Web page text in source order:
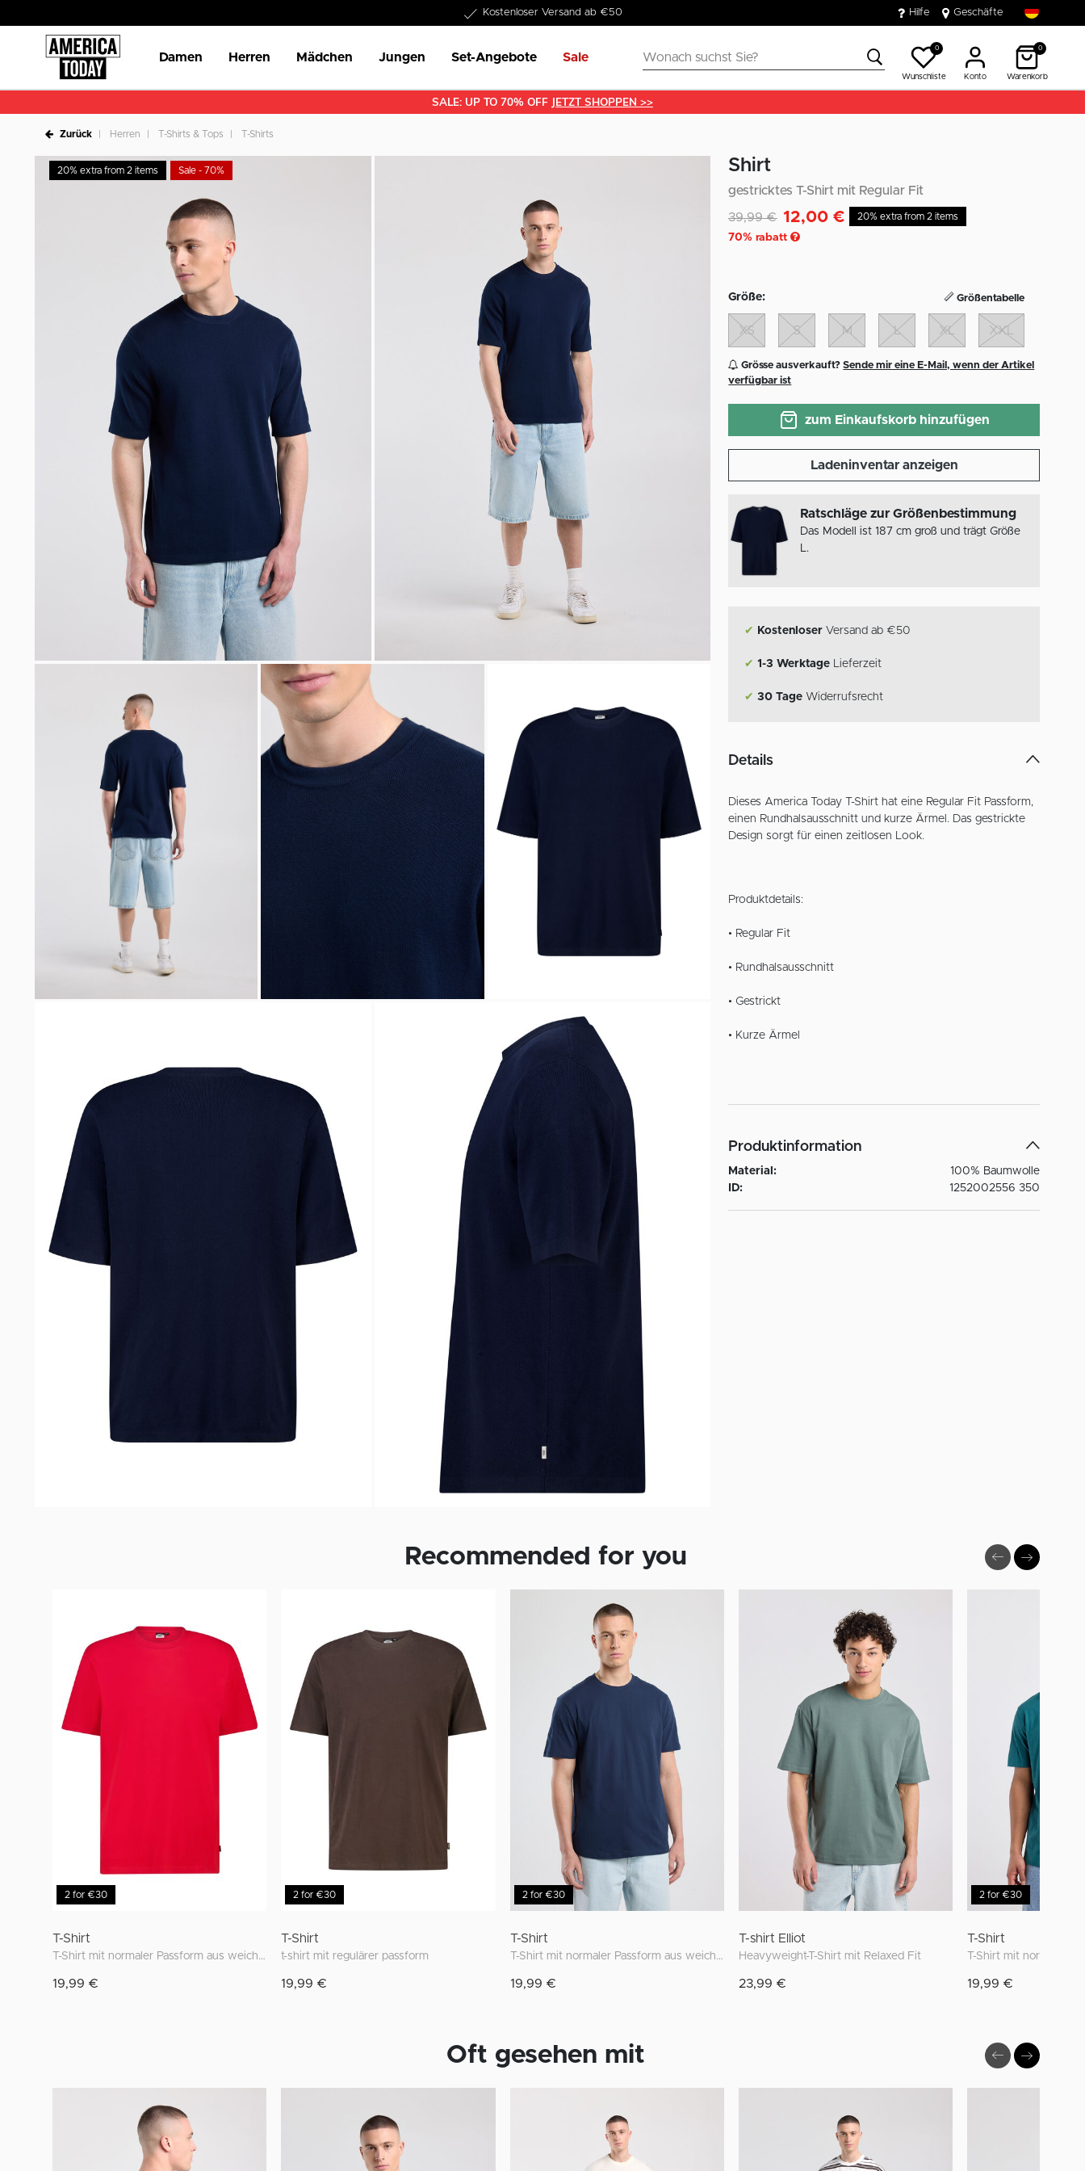
1-3 Werktage Lieferzeit Hilfe Geschäfte
Damen Herren Mädchen Jungen Set-Angebote Sale
0
Wunschliste Konto
0
Warenkorb
SALE: UP TO 70% OFF JETZT SHOPPEN >>
Zurück Herren T-Shirts & Tops T-Shirts
20% extra from 2 items Sale - 70% Shirt
gestricktes T-Shirt mit Regular Fit
Reduziert von
39,99 €auf12,00 €
70% rabatt
20% extra from 2 items
Größe: Größentabelle
XS S M L XL XXL
Grösse ausverkauft?Sende mir eine E-Mail, wenn der Artikel
verfügbar ist
zum Einkaufskorb hinzufügen
Ladeninventar anzeigen
Ratschläge zur Größenbestimmung
Das Modell ist 187 cm groß und trägt Größe
L.
✔ Kostenloser Versand ab €50
✔ 1-3 Werktage Lieferzeit
✔ 30 Tage Widerrufsrecht
Details
Dieses America Today T-Shirt hat eine Regular Fit Passform,
einen Rundhalsausschnitt und kurze Ärmel. Das gestrickte
Design sorgt für einen zeitlosen Look.
Produktdetails:
• Regular Fit
• Rundhalsausschnitt
• Gestrickt
• Kurze Ärmel
Produktinformation
Material:
100% Baumwolle
ID:
1252002556 350
Recommended for you
2 for €30
T-Shirt
T-Shirt mit normaler Passform aus weicher Baumwolle
19,99 €
2 for €30
T-Shirt
t-shirt mit regulärer passform
19,99 €
2 for €30
T-Shirt
T-Shirt mit normaler Passform aus weicher Baumwolle
19,99 €
T-shirt Elliot
Heavyweight-T-Shirt mit Relaxed Fit
23,99 €
2 for €30
T-Shirt
19,99 €
Oft gesehen mit